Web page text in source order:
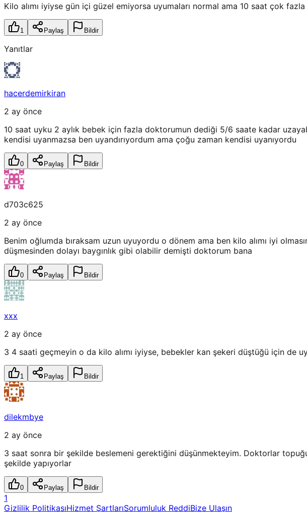
Kilo alımı iyiyse gün içi güzel emiyorsa uyumaları normal ama 10 saat çok
1 Paylaş Bildir
Yanıtlar
hacerdemirkiran
2 ay önce
10 saat uyku 2 aylık bebek için fazla doktorumun dediği 5/6 saate kadar
kendisi uyanmazsa ben uyandırıyordum ama çoğu zaman kendisi uyanıyordu
0 Paylaş Bildir
d703c625
2 ay önce
Benim oğlumda bıraksam uzun uyuyordu o dönem ama ben kilo alımı iyi
düşmesinden dolayı baygınlık gibi olabilir demişti doktorum bana
0 Paylaş Bildir
xxx
2 ay önce
3 4 saati geçmeyin o da kilo alımı iyiyse, bebekler kan şekeri düştüğü için de
1 Paylaş Bildir
dilekmbye
2 ay önce
3 saat sonra bir şekilde beslemeni gerektiğini düşünmekteyim. Doktorlar
şekilde yapıyorlar
0 Paylaş Bildir
1
Gizlilik PolitikasıHizmet ŞartlarıSorumluluk ReddiBize Ulaşın